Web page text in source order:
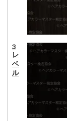
3
レ
ベ
ル